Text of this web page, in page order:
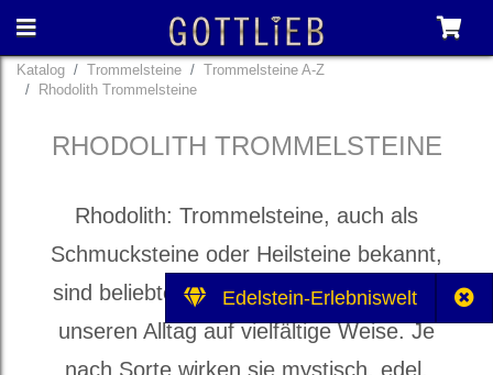
Edelstein-Erlebniswelt
Katalog Trommelsteine
Trommelsteine A-Z
Rhodolith Trommelsteine
RHODOLITH TROMMELSTEINE
Rhodolith: Trommelsteine, auch als
Schmucksteine oder Heilsteine bekannt,
sind beliebte Mitbringsel und bereichern
unseren Alltag auf vielfältige Weise. Je
nach Sorte wirken sie mystisch, edel,